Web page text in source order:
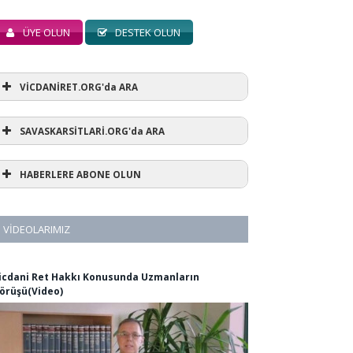
ÜYE OLUN DESTEK OLUN
VİCDANİRET.ORG'da ARA
SAVASKARSİTLARİ.ORG'da ARA
HABERLERE ABONE OLUN
VIDEOLARIMIZ
Ret Hakkı Konusunda Uzmanların